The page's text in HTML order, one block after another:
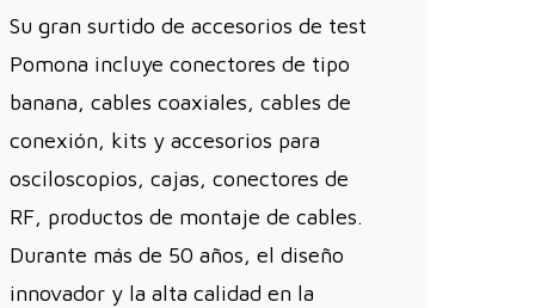
Su gran surtido de accesorios de test
Pomona incluye conectores de tipo
banana, cables coaxiales, cables de
conexión, kits y accesorios para
osciloscopios, cajas, conectores de
RF, productos de montaje de cables.
Durante más de 50 años, el diseño
innovador y la alta calidad en la